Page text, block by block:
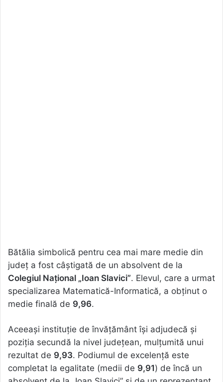
Bătălia simbolică pentru cea mai mare medie din
județ a fost câștigată de un absolvent de la
Colegiul Național „Ioan Slavici”. Elevul, care a urmat
specializarea Matematică-Informatică, a obținut o
medie finală de 9,96.
Aceeași instituție de învățământ își adjudecă și
poziția secundă la nivel județean, mulțumită unui
rezultat de 9,93. Podiumul de excelență este
completat la egalitate (medii de 9,91) de încă un